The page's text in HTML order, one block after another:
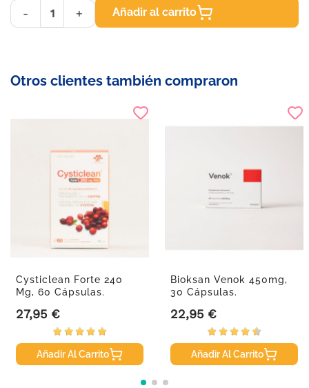
- + Añadir al carrito
Otros clientes también compraron
Cysticlean Forte 240
Mg, 60 Cápsulas.
Precio
27,95 €
Añadir Al Carrito
Bioksan Venok 450mg,
30 Cápsulas.
Precio
22,95 €
Añadir Al Carrito